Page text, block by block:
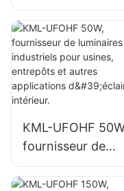
luminaires LED
industriels de
grande hauteur
100 W pour
espaces
tels que les
bâtiments
et les entrepôts.
KML-UFOHF
fournisseur de
luminaires LED
industriels pour